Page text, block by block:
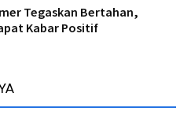
Tegaskan Bertahan,
Kabar Positif